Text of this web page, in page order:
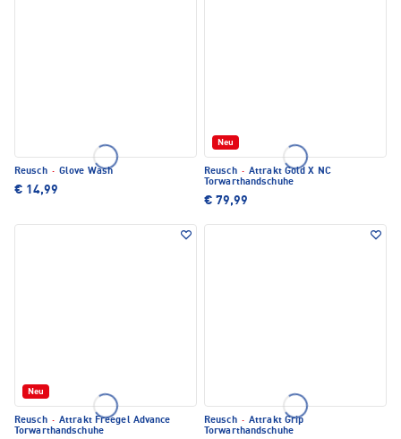
Reusch · Glove Wash
€ 14,99
Neu
Reusch · Attrakt Gold X NC
Torwarthandschuhe
€ 79,99
Neu
Reusch · Attrakt Freegel Advance
Torwarthandschuhe
Reusch · Attrakt Grip
Torwarthandschuhe